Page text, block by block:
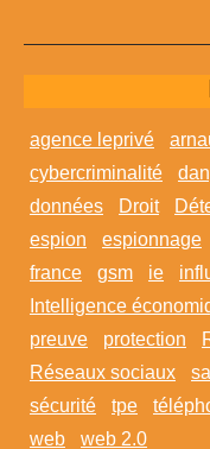
agence leprivé
cybercriminalité
données
Droit
espion
espionnage
france
gsm ie
Intelligence
preuve
protection
Réseaux sociaux
sécurité
tpe
web
web 2.0